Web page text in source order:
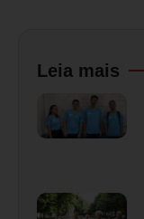
Leia mais